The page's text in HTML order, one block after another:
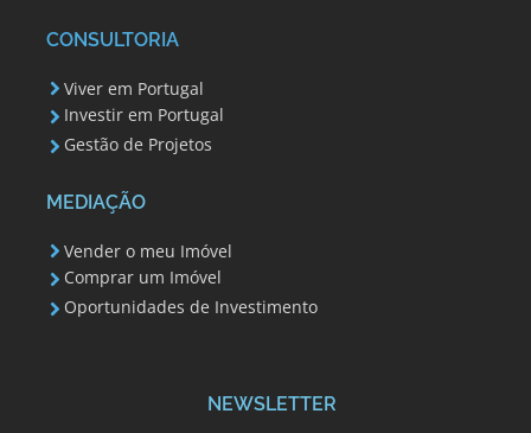
CONSULTORIA
Viver em Portugal
Investir em Portugal
Gestão de Projetos
MEDIAÇÃO
Vender o meu Imóvel
Comprar um Imóvel
Oportunidades de Investimento
NEWSLETTER